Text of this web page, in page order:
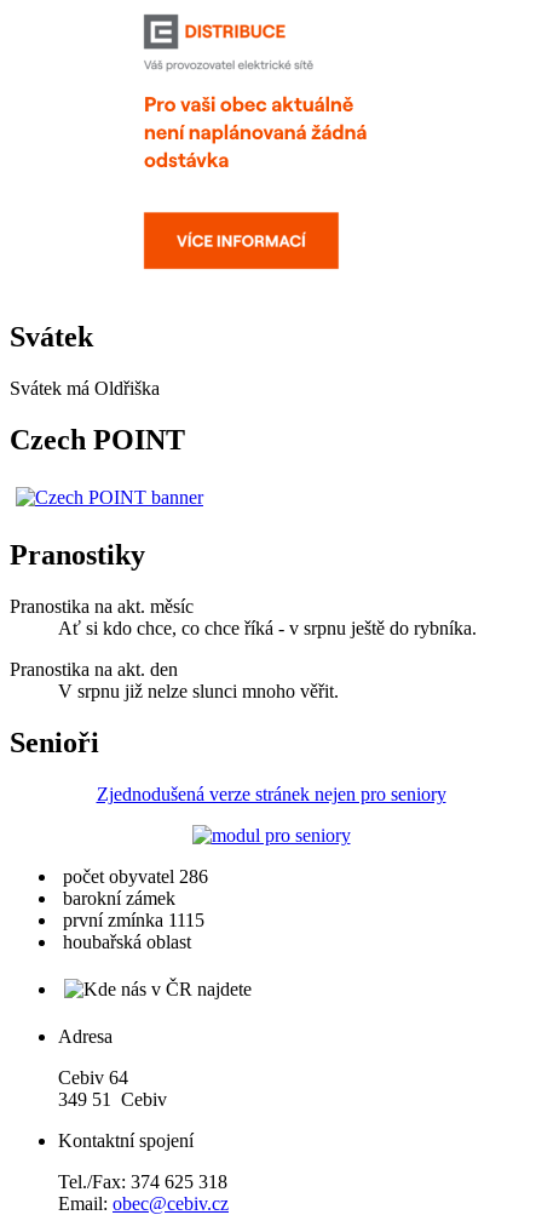
Svátek
Svátek má Oldřiška
Czech POINT
Pranostiky
Pranostika na akt. měsíc
Ať si kdo chce, co chce říká - v srpnu ještě do rybníka.
Pranostika na akt. den
V srpnu již nelze slunci mnoho věřit.
Senioři
Zjednodušená verze stránek nejen pro seniory
počet obyvatel 286
barokní zámek
první zmínka 1115
houbařská oblast
Adresa
Cebiv 64
349 51 Cebiv
Kontaktní spojení
Tel./Fax: 374 625 318
Email: obec@cebiv.cz